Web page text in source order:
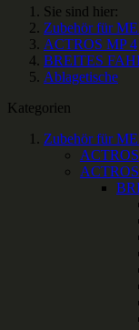
Sie sind hier:
Zubehör für
ACTROS MP 4
BREITES
Ablagetische
Kategorien
Zubehör für